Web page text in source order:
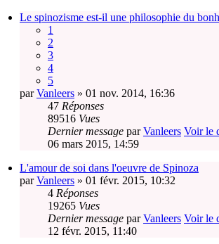
Le spinozisme est-il une philosophie du
1
2
3
4
5
parVanleers » 01 nov. 2014, 16:36
47 Réponses
89516 Vues
Dernier message parVanleers Voir le
06 mars 2015, 14:59
L'amour de soi dans l'oeuvre de Spinoza
parVanleers » 01 févr. 2015, 10:32
4 Réponses
19265 Vues
Dernier message parVanleers Voir le
12 févr. 2015, 11:40